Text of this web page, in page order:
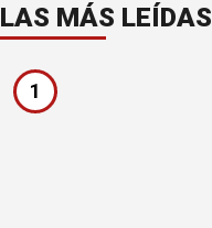
LAS MÁS LEÍDAS
1